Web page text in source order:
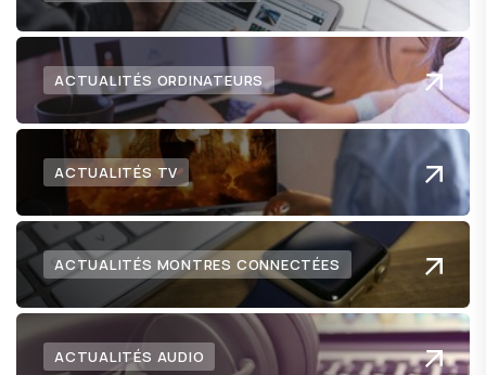
ACTUALITÉS ORDINATEURS
ACTUALITÉS TV
ACTUALITÉS MONTRES CONNECTÉES
ACTUALITÉS AUDIO